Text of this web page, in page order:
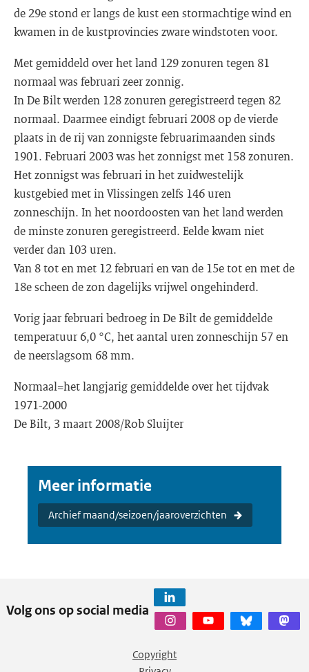
de 29e stond er langs de kust een stormachtige wind en
kwamen in de kustprovincies zware windstoten voor.
Met gemiddeld over het land 129 zonuren tegen 81
normaal was februari zeer zonnig.
In De Bilt werden 128 zonuren geregistreerd tegen 82
normaal. Daarmee eindigt februari 2008 op de vierde
plaats in de rij van zonnigste februarimaanden sinds
1901. Februari 2003 was het zonnigst met 158 zonuren.
Het zonnigst was februari in het zuidwestelijk
kustgebied met in Vlissingen zelfs 146 uren
zonneschijn. In het noordoosten van het land werden
de minste zonuren geregistreerd. Eelde kwam niet
verder dan 103 uren.
Van 8 tot en met 12 februari en van de 15e tot en met de
18e scheen de zon dagelijks vrijwel ongehinderd.
Vorig jaar februari bedroeg in De Bilt de gemiddelde
temperatuur 6,0 °C, het aantal uren zonneschijn 57 en
de neerslagsom 68 mm.
Normaal=het langjarig gemiddelde over het tijdvak
1971-2000
De Bilt, 3 maart 2008/Rob Sluijter
Meer informatie
Archief maand/seizoen/jaaroverzichten
Volg ons op social media
Copyright